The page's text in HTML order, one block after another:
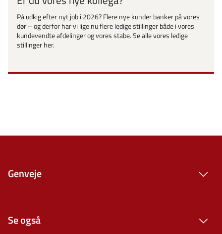
På udkig efter nyt job i 2026? Flere nye kunder banker på vores
dør – og derfor har vi lige nu flere ledige stillinger både i vores
kundevendte afdelinger og vores stabe. Se alle vores ledige
stillinger her.
Genveje
Se også